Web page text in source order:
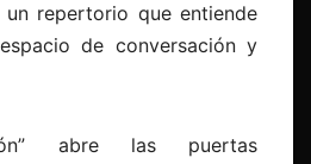
repertorio que entiende
de conversación y
abre las puertas